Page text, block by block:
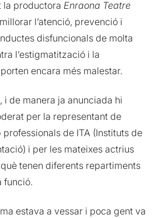
la productora Enraona Teatre
l’atenció, prevenció i
disfuncionals de molta
l’estigmatització i la
encara més malestar.
i de manera ja anunciada hi
per la representant de
professionals de ITA (Instituts de
i per les mateixes actrius
tenen diferents repartiments
funció.
estava a vessar i poca gent va